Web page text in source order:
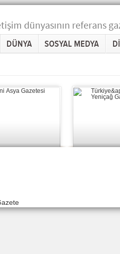
dünyasının referans
DÜNYA SOSYAL MEDYA